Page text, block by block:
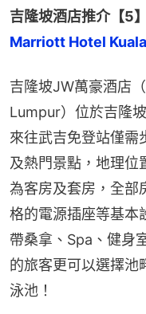
吉隆坡酒店推介【5】
Marriott Hotel Kuala
吉隆坡JW萬豪酒店
Lumpur）位於吉隆
來往武吉免登站僅需
及熱門景點，地理位
為客房及套房，全部
格的電源插座等基本
帶桑拿、Spa、健身
的旅客更可以選擇池
泳池！